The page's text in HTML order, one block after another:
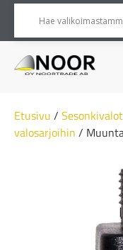
Etusivu / Sesonkivalot
valosarjoihin /